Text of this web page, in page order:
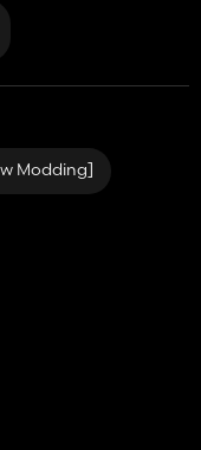
Modding]